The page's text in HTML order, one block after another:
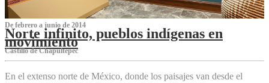
De febrero a junio de 2014
Norte infinito, pueblos indígenas en
movimiento
Castillo de Chapultepec
En el extenso norte de México, donde los paisajes van desde el